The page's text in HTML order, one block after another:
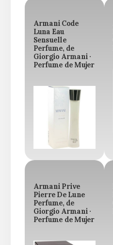
Armani Code
Luna Eau
Sensuelle
Perfume, de
Giorgio Armani ·
Perfume de Mujer
Armani Prive
Pierre De Lune
Perfume, de
Giorgio Armani ·
Perfume de Mujer